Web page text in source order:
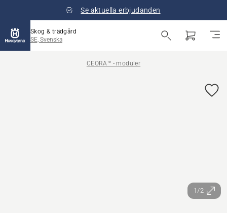
Se aktuella erbjudanden
Skog & trädgård
SE, Svenska
CEORA™ - moduler
1/2